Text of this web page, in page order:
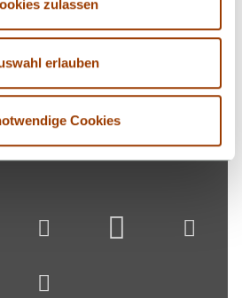
zulassen
erlauben
Cookies
oben